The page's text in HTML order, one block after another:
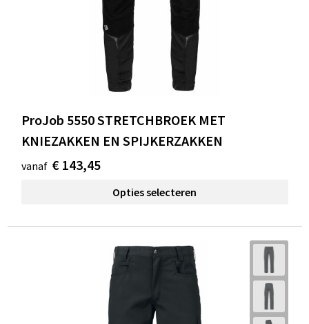
ProJob 5550 STRETCHBROEK MET
KNIEZAKKEN EN SPIJKERZAKKEN
vanaf € 143,45
Opties selecteren